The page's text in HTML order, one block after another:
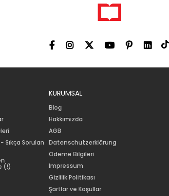
Sıkça Sorulan
(!)
KURUMSAL
Blog
Hakkımızda
AGB
Datenschutzerklärung
Ödeme Bilgileri
Impressum
Gizlilik Politikası
Şartlar ve Koşullar